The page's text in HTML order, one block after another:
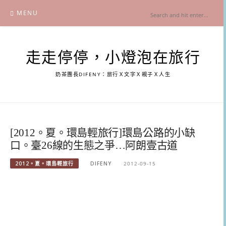
content
MENU
走走停停，小燈泡在旅行
奶茶團長DIFENY：旅行Ｘ文字Ｘ親子Ｘ人生
[2012。夏。環島輕旅行]環島公路的小缺
口。臺26線的生態之爭…阿朗壹古道
2012。夏。環島輕旅行 DIFENY 2012-09-15